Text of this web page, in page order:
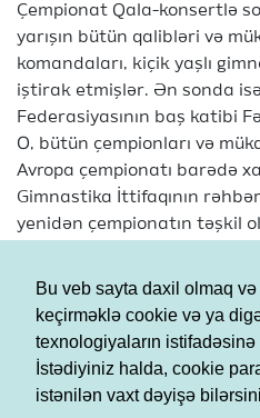
Bu veb sayta daxil olmaq
keçirməklə cookie və ya
texnologiyaların istifadəsinə
İstədiyiniz halda, cookie
istənilən vaxt dəyişə
Çempionat Qala-konsertlə
yarışın bütün qalibləri və
komandaları, kiçik yaşlı
iştirak etmişlər. Ən sonda
Federasiyasının baş katibi
O, bütün çempionları və
Avropa çempionatı barədə
Gimnastika İttifaqının
yenidən çempionatın təşkil
etmişdir, və biz çalışmalıyıq
edək. Ölkə idmansevərlərini
sonunu Avropa gimnastika
idman kompleksinin
gimnastlarımızı
Federasiyanın baş katibi